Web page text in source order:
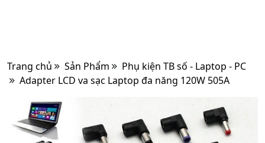
Trang chủ Sản Phẩm
Phụ kiện TB số - Laptop - PC
Adapter LCD va sạc Laptop đa năng 120W 505A